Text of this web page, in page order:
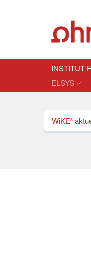
INSTITUT
ELSYS
WiKE³